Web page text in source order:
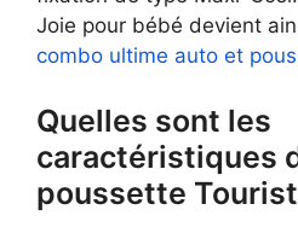
Joie pour bébé devient
combo ultime auto et
Quelles sont les
caractéristiques
poussette